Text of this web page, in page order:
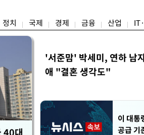
정치 국제 경제 금융 산업
40대
'서준맘' 박세미, 연하 남
애 "결혼 생각도"
이 대통
공급 기